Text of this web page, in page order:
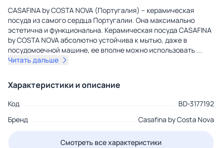
CASAFINA by COSTA NOVA (Португалия) – керамическая
посуда из самого сердца Португалии. Она максимально
эстетична и функциональна. Керамическая посуда CASAFINA
by COSTA NOVA абсолютно устойчива к мытью, даже в
посудомоечной машине, ее вполне можно использовать ...
Читать дальше
Характеристики и описание
Код
BD-3177192
Бренд
Casafina by Costa Nova
Смотреть все характеристики